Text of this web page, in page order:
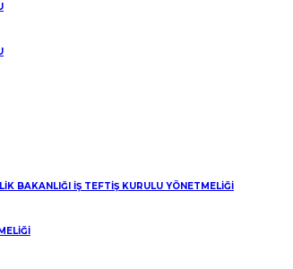
BAKANLIĞI İŞ TEFTİŞ KURULU YÖNETMELİĞİ